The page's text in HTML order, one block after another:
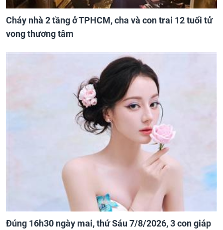
Cháy nhà 2 tầng ở TPHCM, cha và con trai 12 tuổi tử
vong thương tâm
Đúng 16h30 ngày mai, thứ Sáu 7/8/2026, 3 con giáp